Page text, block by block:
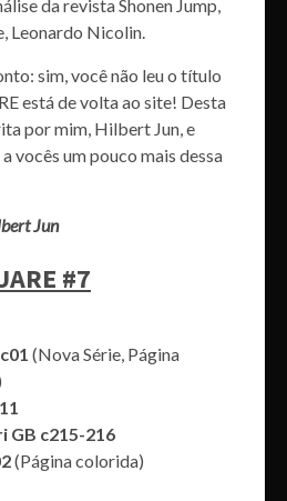
da revista Shonen Jump,
Leonardo Nicolin.
sim, você não leu o título
está de volta ao site! Desta
por mim, Hilbert Jun, e
vocês um pouco mais dessa
Jun
#7
(Nova Série, Página
GB c215-216
(Página colorida)